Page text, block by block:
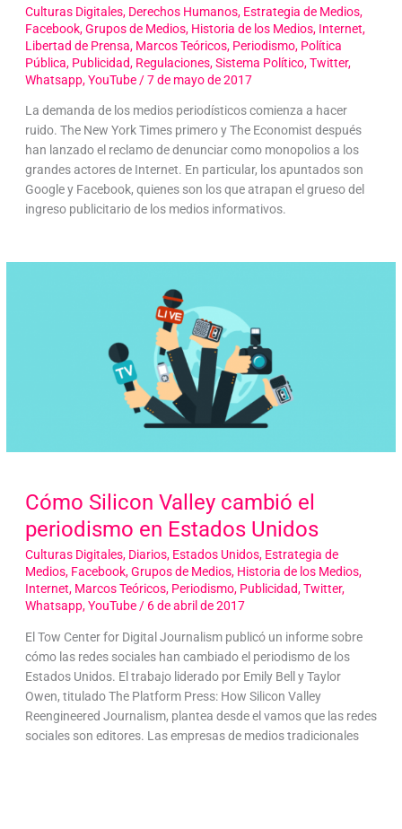
Culturas Digitales, Derechos Humanos, Estrategia de Medios,
Facebook,Grupos de Medios, Historia de los Medios, Internet,
Libertad de Prensa, Marcos Teóricos, Periodismo, Política
Pública, Publicidad, Regulaciones,Sistema Político,Twitter,
Whatsapp,YouTube/7 de mayo de 2017
La demanda de los medios periodísticos comienza a hacer
ruido. The New York Times primero y The Economist después
han lanzado el reclamo de denunciar como monopolios a los
grandes actores de Internet. En particular, los apuntados son
Google y Facebook, quienes son los que atrapan el grueso del
ingreso publicitario de los medios informativos.
Cómo Silicon Valley cambió el
periodismo en Estados Unidos
Culturas Digitales, Diarios, Estados Unidos, Estrategia de
Medios, Facebook,Grupos de Medios, Historia de los Medios,
Internet, Marcos Teóricos, Periodismo, Publicidad,Twitter,
Whatsapp,YouTube/ 6 de abril de 2017
El Tow Center for Digital Journalism publicó un informe sobre
cómo las redes sociales han cambiado el periodismo de los
Estados Unidos. El trabajo liderado por Emily Bell y Taylor
Owen, titulado The Platform Press: How Silicon Valley
Reengineered Journalism, plantea desde el vamos que las redes
sociales son editores. Las empresas de medios tradicionales